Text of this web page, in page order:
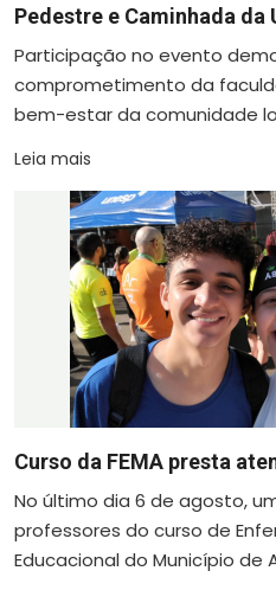
Pedestre e Caminhada da
Participação no evento
comprometimento da
bem-estar da comunidade
Leia mais
Curso da FEMA presta
No último dia 6 de agosto,
professores do curso de
Educacional do Município de